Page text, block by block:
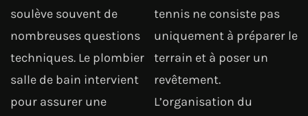
soulève souvent de
nombreuses questions
techniques. Le plombier
salle de bain intervient
pour assurer une
tennis ne consiste pas
uniquement à préparer le
terrain et à poser un
revêtement.
L’organisation du